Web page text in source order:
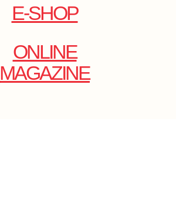
E-SHOP
ONLINE
MAGAZINE